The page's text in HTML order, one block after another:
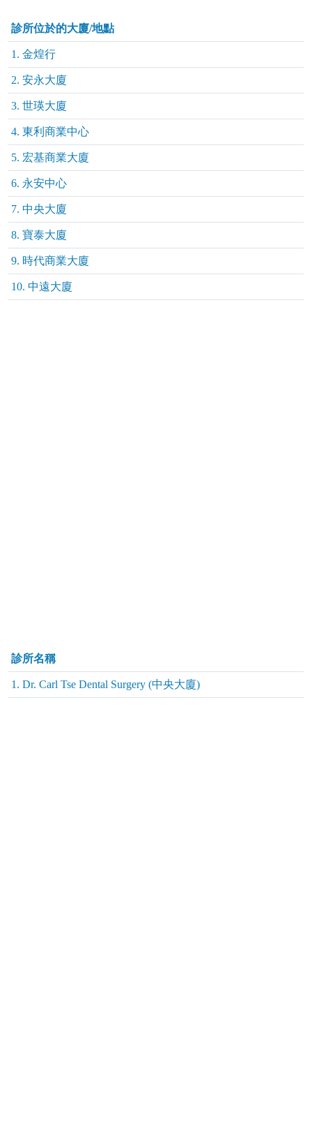
診所位於的大廈/地點
1. 金煌行
2. 安永大廈
3. 世瑛大廈
4. 東利商業中心
5. 宏基商業大廈
6. 永安中心
7. 中央大廈
8. 寶泰大廈
9. 時代商業大廈
10. 中遠大廈
診所名稱
1. Dr. Carl Tse Dental Surgery (中央大廈)